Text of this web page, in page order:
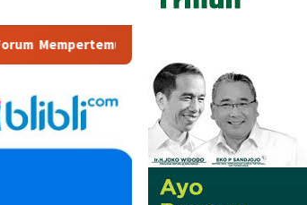
Pelaku Industri, Investor, Akademisi,